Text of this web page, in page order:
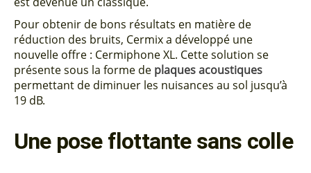
Pour obtenir de bons résultats en matière de
réduction des bruits, Cermix a développé une
nouvelle offre : Cermiphone XL. Cette solution se
présente sous la forme de plaques acoustiques
permettant de diminuer les nuisances au sol jusqu’à
19 dB.
Une pose flottante sans colle